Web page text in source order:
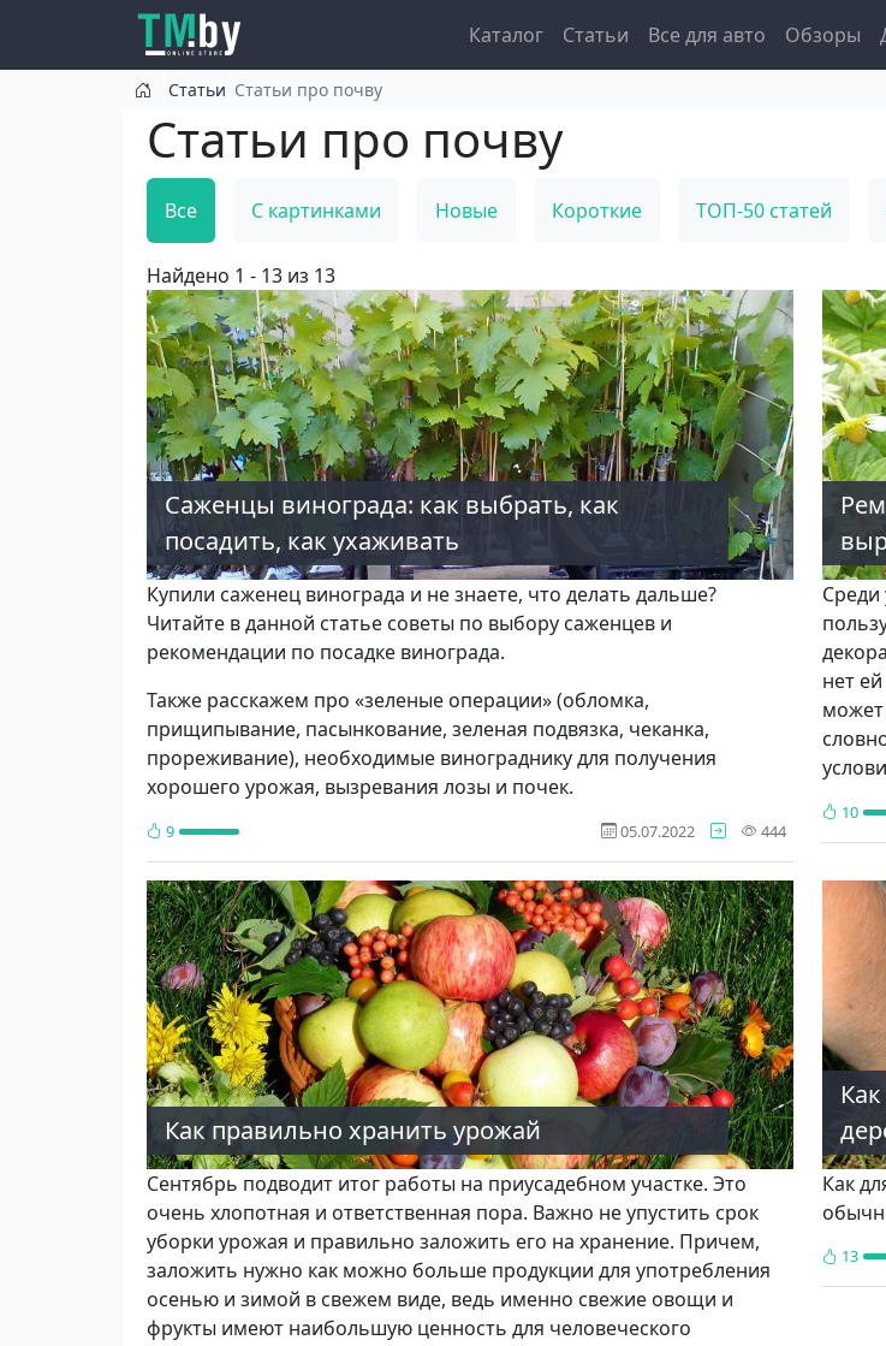
Перейти к основному содержанию Main navigation
Каталог Статьи Все для авто Обзоры
Статьи Статьи про почву
Статьи про почву
Все С картинками Новые Короткие ТОП-50 статей
Найдено 1 - 13 из 13
Саженцы винограда: как выбрать, как
посадить, как ухаживать
Купили саженец винограда и не знаете, что делать дальше?
Читайте в данной статье советы по выбору саженцев и
рекомендации по посадке винограда.
Также расскажем про «зеленые операции» (обломка,
прищипывание, пасынкование, зеленая подвязка, чеканка,
прореживание), необходимые винограднику для получения
хорошего урожая, вызревания лозы и почек.
9 05.07.2022 444просмотра
Среди
нет
может
10
Как правильно хранить урожай
Сентябрь подводит итог работы на приусадебном участке. Это
очень хлопотная и ответственная пора. Важно не упустить срок
уборки урожая и правильно заложить его на хранение. Причем,
заложить нужно как можно больше продукции для употребления
осе­нью и зимой в свежем виде, ведь именно свежие ово­щи и
фрукты имеют наибольшую ценность для чело­веческого
Как
13